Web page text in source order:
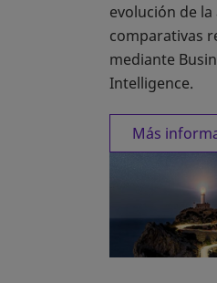
evolución de
comparativas
mediante
Intelligence.
Más se